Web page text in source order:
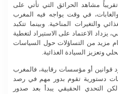
مشاهد الحرائق التي تأتي على
في وقت يواجه فيه المغرب
والتغيرات المناخية. وبينما تتكبد
يزداد الاعتماد على الاستيراد لتغطية
مزيد من التساؤلات حول السياسات
وتعزيز السيادة الغذائية.
قوانين أو مؤسسات رقابية، فالمغرب
دستورية تقوم بدور مهم في رصد
التحدي الحقيقي يبدأ بعد صدور